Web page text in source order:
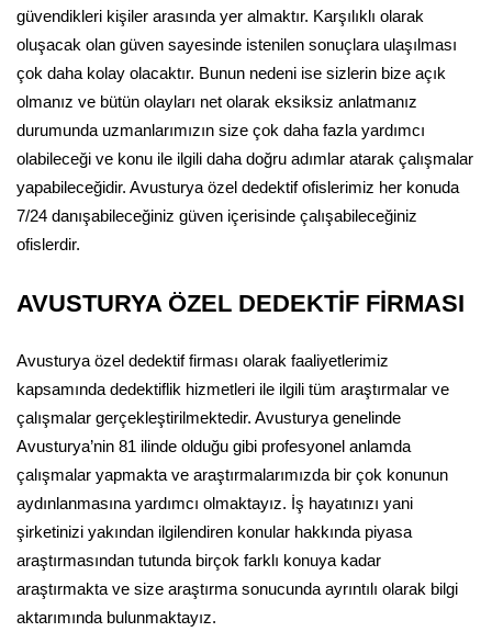
güvendikleri kişiler arasında yer almaktır. Karşılıklı olarak
oluşacak olan güven sayesinde istenilen sonuçlara ulaşılması
çok daha kolay olacaktır. Bunun nedeni ise sizlerin bize açık
olmanız ve bütün olayları net olarak eksiksiz anlatmanız
durumunda uzmanlarımızın size çok daha fazla yardımcı
olabileceği ve konu ile ilgili daha doğru adımlar atarak çalışmalar
yapabileceğidir. Avusturya özel dedektif ofislerimiz her konuda
7/24 danışabileceğiniz güven içerisinde çalışabileceğiniz
ofislerdir.
AVUSTURYA ÖZEL DEDEKTİF FİRMASI
Avusturya özel dedektif firması olarak faaliyetlerimiz
kapsamında dedektiflik hizmetleri ile ilgili tüm araştırmalar ve
çalışmalar gerçekleştirilmektedir. Avusturya genelinde
Avusturya’nin 81 ilinde olduğu gibi profesyonel anlamda
çalışmalar yapmakta ve araştırmalarımızda bir çok konunun
aydınlanmasına yardımcı olmaktayız. İş hayatınızı yani
şirketinizi yakından ilgilendiren konular hakkında piyasa
araştırmasından tutunda birçok farklı konuya kadar
araştırmakta ve size araştırma sonucunda ayrıntılı olarak bilgi
aktarımında bulunmaktayız.